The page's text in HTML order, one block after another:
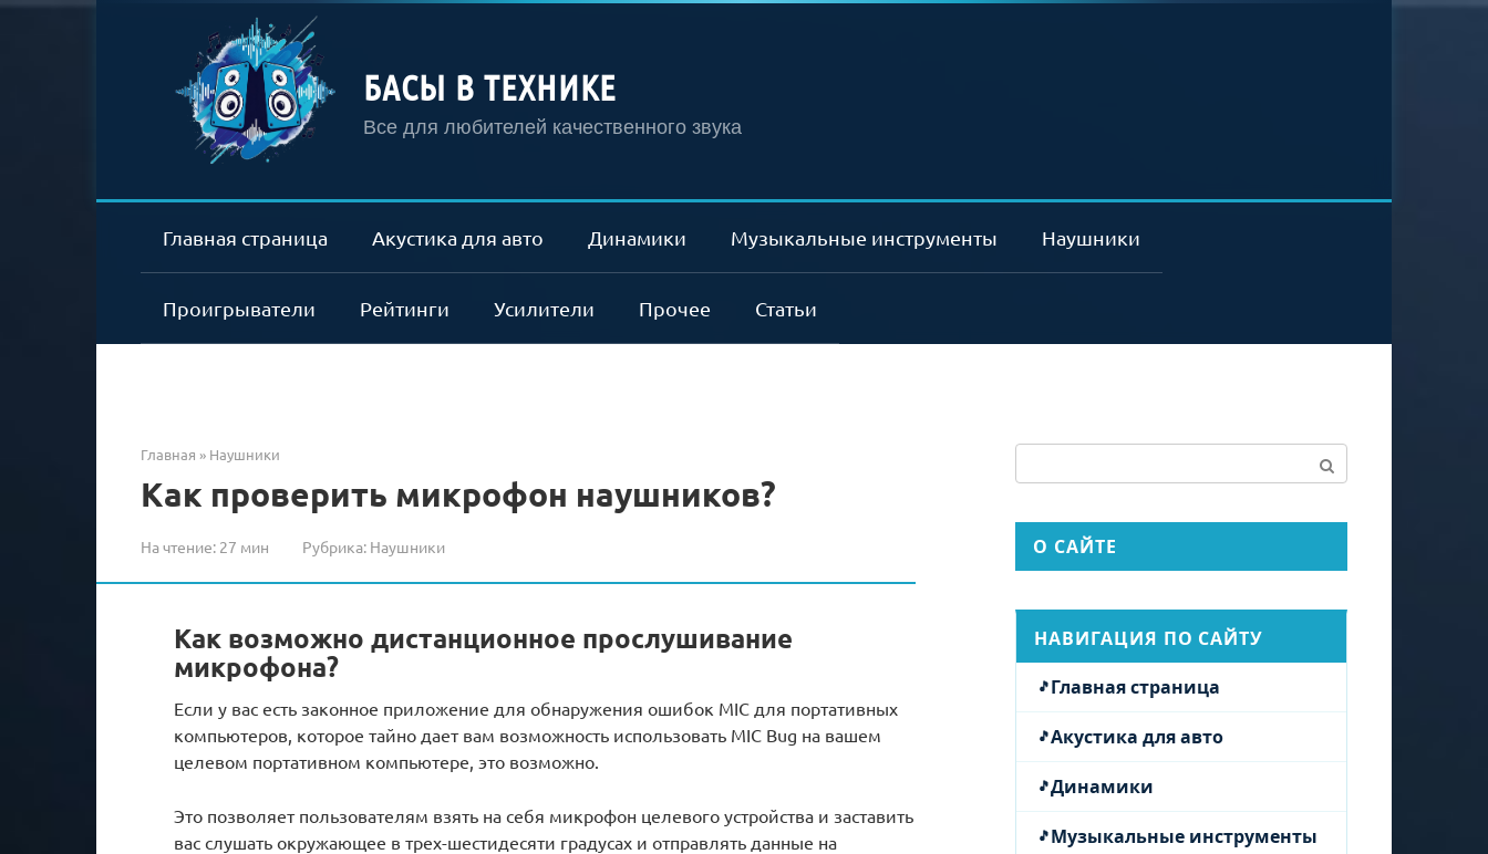
БАСЫ В ТЕХНИКЕ
Все для любителей качественного звука
Главная страница Акустика для авто Динамики Музыкальные инструменты Наушники
Проигрыватели Рейтинги Усилители Прочее Статьи
Главная » Наушники
Как проверить микрофон наушников?
На чтение: 27 мин Рубрика: Наушники
Как возможно дистанционное прослушивание
микрофона?
Если у вас есть законное приложение для обнаружения ошибок MIC для портативных
компьютеров, которое тайно дает вам возможность использовать MIC Bug на вашем
целевом портативном компьютере, это возможно.
Это позволяет пользователям взять на себя микрофон целевого устройства и заставить
вас слушать окружающее в трех-шестидесяти градусах и отправлять данные на
О САЙТЕ
НАВИГАЦИЯ ПО САЙТУ
Главная страница
Акустика для авто
Динамики
Музыкальные инструменты